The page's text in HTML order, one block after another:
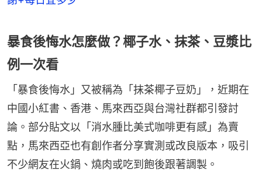
暴食後悔水怎麼做？椰子水、抹茶、豆漿比
例一次看
「暴食後悔水」又被稱為「抹茶椰子豆奶」，近期在
中國小紅書、香港、馬來西亞與台灣社群都引發討
論。部分貼文以「消水腫比美式咖啡更有感」為賣
點，馬來西亞也有創作者分享實測或改良版本，吸引
不少網友在火鍋、燒肉或吃到飽後跟著調製。